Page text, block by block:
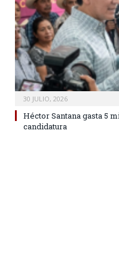
30 JULIO, 2026
Héctor Santana gasta 5
candidatura